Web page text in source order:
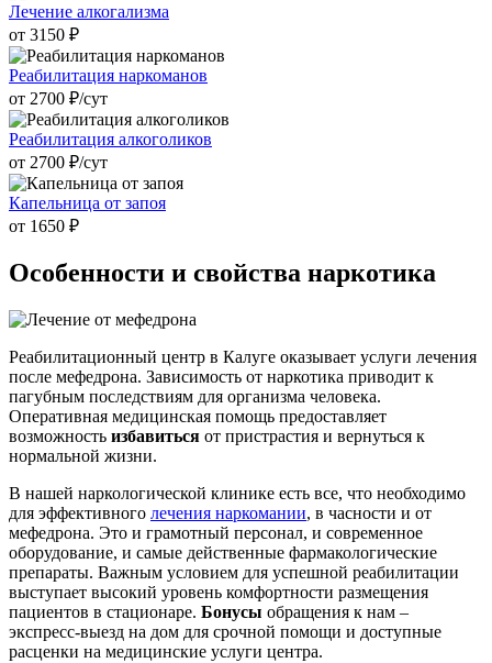
Лечение алкогализма
от 3150 ₽
Реабилитация наркоманов
от 2700 ₽/cут
Реабилитация алкоголиков
от 2700 ₽/cут
Капельница от запоя
от 1650 ₽
Особенности и свойства наркотика
Реабилитационный центр в Калуге оказывает услуги лечения
после мефедрона. Зависимость от наркотика приводит к
пагубным последствиям для организма человека.
Оперативная медицинская помощь предоставляет
возможность избавиться от пристрастия и вернуться к
нормальной жизни.
В нашей наркологической клинике есть все, что необходимо
для эффективного лечения наркомании, в часности и от
мефедрона. Это и грамотный персонал, и современное
оборудование, и самые действенные фармакологические
препараты. Важным условием для успешной реабилитации
выступает высокий уровень комфортности размещения
пациентов в стационаре. Бонусы обращения к нам –
экспресс-выезд на дом для срочной помощи и доступные
расценки на медицинские услуги центра.